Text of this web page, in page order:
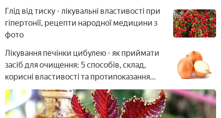
Глід від тиску - лікувальні властивості при
гіпертонії, рецепти народної медицини з
фото
Лікування печінки цибулею - як приймати
засіб для очищення: 5 способів, склад,
корисні властивості та протипоказання
терапії